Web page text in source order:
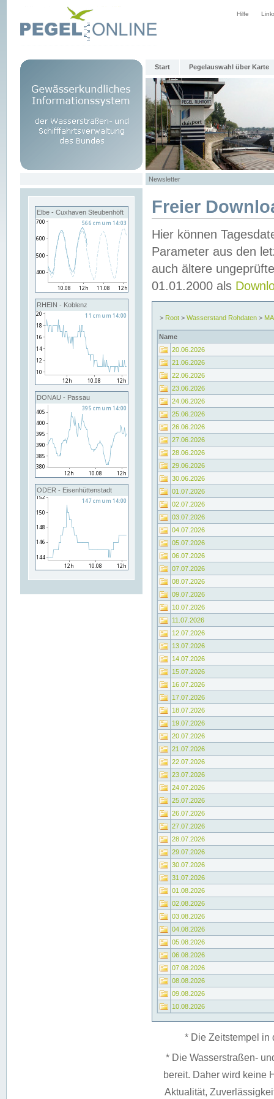
Hilfe
Start Pegelauswahl über Karte
Newsletter
Elbe - Cuxhaven Steubenhöft
RHEIN - Koblenz
DONAU - Passau
ODER - Eisenhüttenstadt
Freier
Hier können
Parameter aus den
auch ältere
01.01.2000 als
> Root > Wasserstand Rohdaten >
Name
20.06.2026
21.06.2026
22.06.2026
23.06.2026
24.06.2026
25.06.2026
26.06.2026
27.06.2026
28.06.2026
29.06.2026
30.06.2026
01.07.2026
02.07.2026
03.07.2026
04.07.2026
05.07.2026
06.07.2026
07.07.2026
08.07.2026
09.07.2026
10.07.2026
11.07.2026
12.07.2026
13.07.2026
14.07.2026
15.07.2026
16.07.2026
17.07.2026
18.07.2026
19.07.2026
20.07.2026
21.07.2026
22.07.2026
23.07.2026
24.07.2026
25.07.2026
26.07.2026
27.07.2026
28.07.2026
29.07.2026
30.07.2026
31.07.2026
01.08.2026
02.08.2026
03.08.2026
04.08.2026
05.08.2026
06.08.2026
07.08.2026
08.08.2026
09.08.2026
10.08.2026
* Die Zeitstempel in
* Die Wasserstraßen-
bereit. Daher wird keine
Aktualität,